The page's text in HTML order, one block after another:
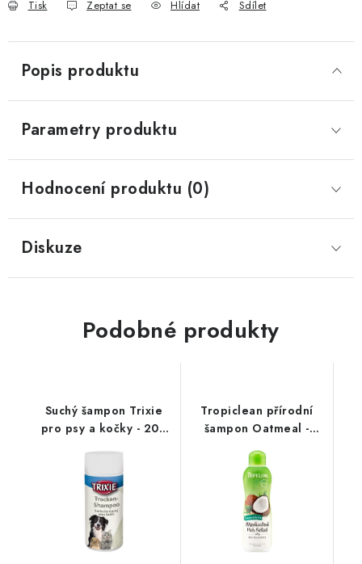
Tisk Zeptat se Hlídat Sdílet
Popis produktu
Parametry produktu
Hodnocení produktu (0)
Diskuze
Podobné produkty
Suchý šampon Trixie
pro psy a kočky - 200
Tropiclean přírodní
šampon Oatmeal -
uklidňující 592ml